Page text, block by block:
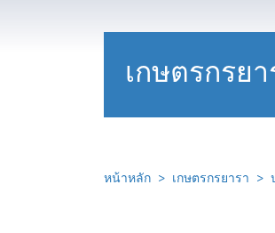
เกษตรกรย
หน้าหลัก เกษตรกรยารา